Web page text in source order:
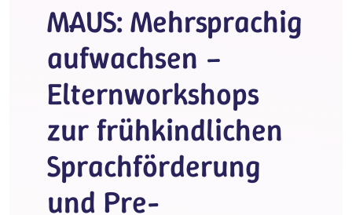
MAUS: Mehrsprachig
aufwachsen –
Elternworkshops
zur frühkindlichen
Sprachförderung
und Pre-